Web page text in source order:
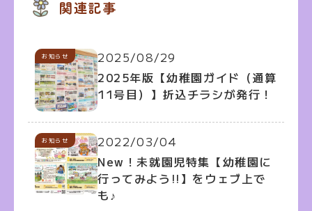
関連記事
お知らせ
2025/08/29
2025年版【幼稚園ガイド（通算
11号目）】折込チラシが発行！
お知らせ
2022/03/04
New！未就園児特集【幼稚園に
行ってみよう!!】をウェブ上で
も♪